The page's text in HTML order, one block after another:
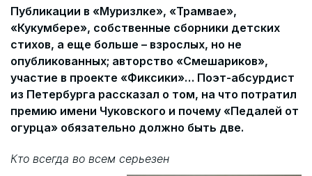
Публикации в «Муризлке», «Трамвае»,
«Кукумбере», собственные сборники детских
стихов, а еще больше – взрослых, но не
опубликованных; авторство «Смешариков»,
участие в проекте «Фиксики»… Поэт-абсурдист
из Петербурга рассказал о том, на что потратил
премию имени Чуковского и почему «Педалей от
огурца» обязательно должно быть две.
Кто всегда во всем серьезен